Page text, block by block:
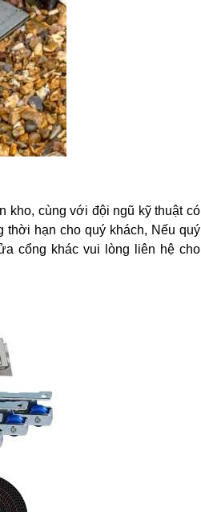
kho, cùng với đội ngũ kỹ thuật có
thời hạn cho quý khách, Nếu quý
cổng khác vui lòng liên hệ cho